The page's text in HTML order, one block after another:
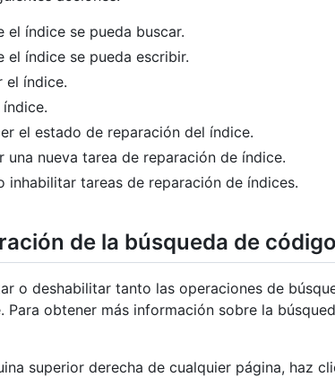
el índice se pueda buscar.
el índice se pueda escribir.
el índice.
índice.
el estado de reparación del índice.
una nueva tarea de reparación de índice.
inhabilitar tareas de reparación de índices.
de la búsqueda de código
o deshabilitar tanto las operaciones de
Para obtener más información sobre la
superior derecha de cualquier página, haz